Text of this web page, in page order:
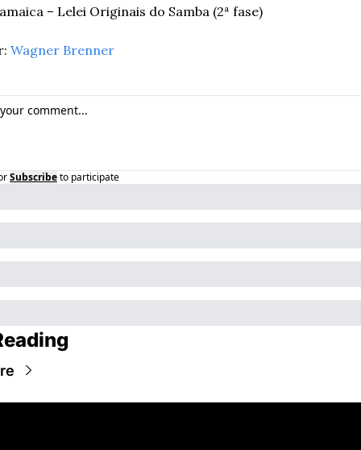
– Lelei Originais do Samba (2ª fase)
Wagner Brenner
Subscribeto participate